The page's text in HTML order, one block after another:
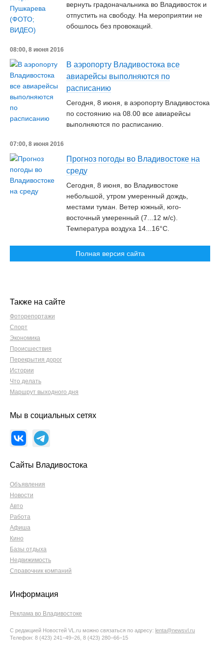
вернуть градоначальника во Владивосток и
отпустить на свободу. На мероприятии не
обошлось без провокаций.
08:00, 8 июня 2016
В аэропорту Владивостока все
авиарейсы выполняются по
расписанию
Сегодня, 8 июня, в аэропорту Владивостока
по состоянию на 08.00 все авиарейсы
выполняются по расписанию.
07:00, 8 июня 2016
Прогноз погоды во Владивостоке на
среду
Сегодня, 8 июня, во Владивостоке
небольшой, утром умеренный дождь,
местами туман. Ветер южный, юго-
восточный умеренный (7...12 м/c).
Температура воздуха 14...16°С.
Полная версия сайта
Также на сайте
Фоторепортажи
Спорт
Экономика
Происшествия
Перекрытия дорог
Истории
Что делать
Маршрут выходного дня
Мы в социальных сетях
Сайты Владивостока
Объявления
Новости
Авто
Работа
Афиша
Кино
Базы отдыха
Недвижимость
Справочник компаний
Информация
Реклама во Владивостоке
С редакцией Новостей VL.ru можно связаться по адресу: lenta@newsvl.ru
Телефон: 8 (423) 241−49−26, 8 (423) 280−66−15